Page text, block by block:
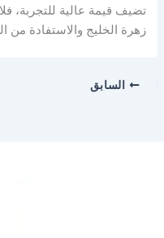
زهرة الخليج والاستفادة من
السابق